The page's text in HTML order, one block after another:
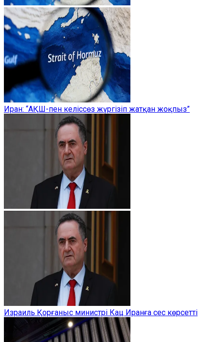
Иран: “АҚШ-пен келіссөз жүргізіп жатқан жоқпыз”
Израиль Қорғаныс министрі Кац Иранға сес көрсетті